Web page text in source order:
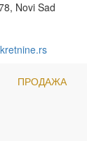
Novi Sad
ПРОДАЖА